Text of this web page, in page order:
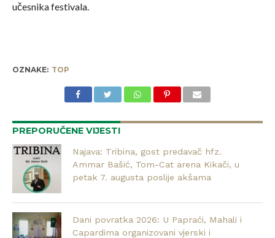
učesnika festivala.
OZNAKE: TOP
PREPORUČENE VIJESTI
Najava: Tribina, gost predavač hfz.
Ammar Bašić, Tom-Cat arena Kikači, u
petak 7. augusta poslije akšama
Dani povratka 2026: U Papraći, Mahali i
Capardima organizovani vjerski i